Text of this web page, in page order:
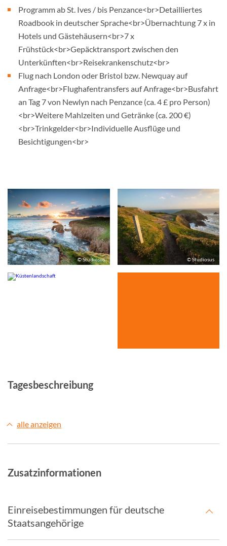
Programm ab St. Ives / bis Penzance<br>Detailliertes
Roadbook in deutscher Sprache<br>Übernachtung 7 x in
Hotels und Gästehäusern<br>7 x
Frühstück<br>Gepäcktransport zwischen den
Unterkünften<br>Reisekrankenschutz<br>
Flug nach London oder Bristol bzw. Newquay auf
Anfrage<br>Flughafentransfers auf Anfrage<br>Busfahrt
an Tag 7 von Newlyn nach Penzance (ca. 4 £ pro Person)
<br>Weitere Mahlzeiten und Getränke (ca. 200 €)
<br>Trinkgelder<br>Individuelle Ausflüge und
Besichtigungen<br>
© Studiosus © Studiosus
Tagesbeschreibung
alle anzeigen
Zusatzinformationen
Einreisebestimmungen für deutsche
Staatsangehörige